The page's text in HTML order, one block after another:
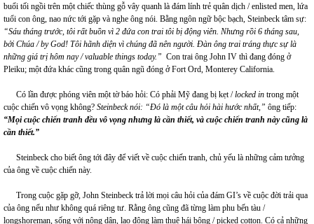
buổi tối ngồi trên một chiếc thùng gỗ vây quanh là đám lính trẻ quân dịch / enlisted men, lứa
tuổi con ông, nao nức tới gặp và nghe ông nói. Bằng ngôn ngữ bộc bạch, Steinbeck tâm sự:
“Sáu tháng trước, tôi rất buồn vì 2 đứa con trai tôi bị động viên. Nhưng rồi 6 tháng sau,
bởi Chúa / by God! Tôi hãnh diện vì chúng đã nên người. Đàn ông trai tráng thực sự là
những giá trị hôm nay / valuable things today.” Con trai ông John IV thì đang đóng ở
Pleiku; một đứa khác cũng trong quân ngũ đóng ở Fort Ord, Monterey California.
Có lần được phóng viên một tờ báo hỏi: Có phải Mỹ đang bị kẹt /locked in trong một
cuộc chiến vô vọng không? Steinbeck nói: “Đó là một câu hỏi hài hước nhất,” ông tiếp:
“Mọi cuộc chiến tranh đều vô vọng nhưng là cần thiết, và cuộc chiến tranh này cũng là
cần thiết.”
Steinbeck cho biết ông tới đây để viết về cuộc chiến tranh, chủ yếu là những cảm tưởng
của ông về cuộc chiến này.
Trong cuộc gặp gỡ, John Steinbeck trả lời mọi câu hỏi của đám GI’s về cuộc đời trải qua
của ông nếu như không quá riêng tư. Rằng ông cũng đã từng làm phu bến tàu /
longshoreman, sống với nông dân, lao động làm thuê hái bông / picked cotton. Có cả những